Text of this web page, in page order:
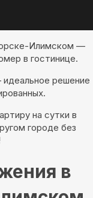
Илимском —
в гостинице.
решение
на сутки в
городе без
в